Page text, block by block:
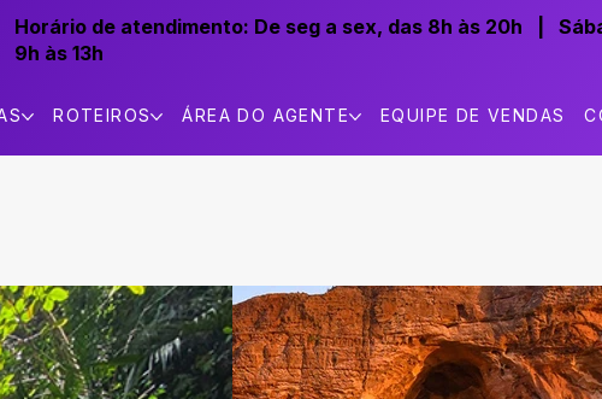
Horário de atendimento: De seg a sex, das 8h às 20h |
9h às 13h
ROTEIROS ÁREA DO AGENTE EQUIPE DE VENDAS